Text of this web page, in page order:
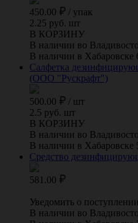
450.00 / упак
2.25 руб. шт
В КОРЗИНУ
В наличии во
В наличии в Хабаровске
Салфетка
(ООО "Рускрафт")
500.00 / шт
2.5 руб. шт
В КОРЗИНУ
В наличии во
В наличии в Хабаровске
Средство
581.00
Уведомить о поступлении
В наличии во